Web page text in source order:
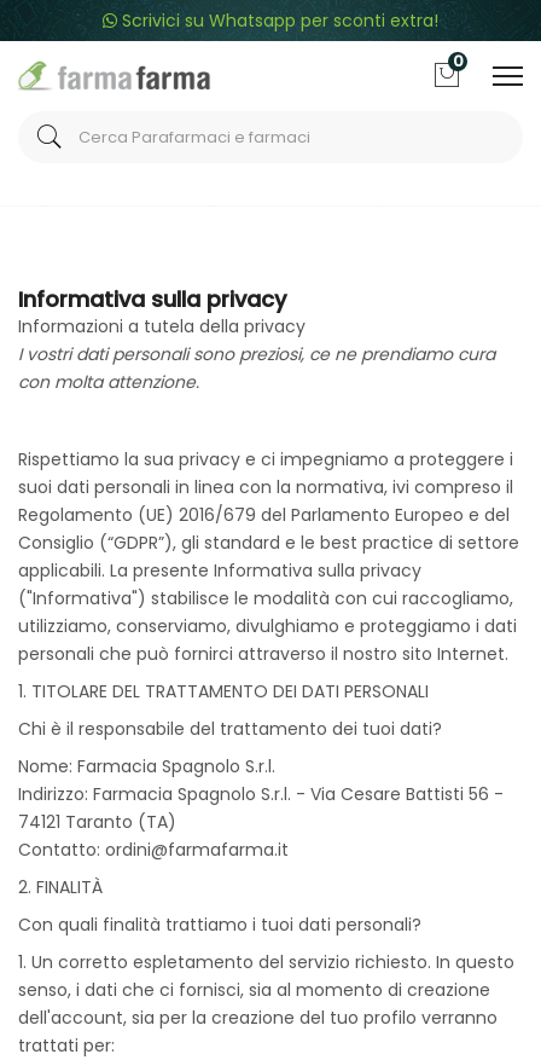
Scrivici su Whatsapp per sconti extra!
0
Informativa sulla privacy
Informazioni a tutela della privacy
I vostri dati personali sono preziosi, ce ne prendiamo cura
con molta attenzione.
Rispettiamo la sua privacy e ci impegniamo a proteggere i
suoi dati personali in linea con la normativa, ivi compreso il
Regolamento (UE) 2016/679 del Parlamento Europeo e del
Consiglio (“GDPR”), gli standard e le best practice di settore
applicabili. La presente Informativa sulla privacy
("Informativa") stabilisce le modalità con cui raccogliamo,
utilizziamo, conserviamo, divulghiamo e proteggiamo i dati
personali che può fornirci attraverso il nostro sito Internet.
1. TITOLARE DEL TRATTAMENTO DEI DATI PERSONALI
Chi è il responsabile del trattamento dei tuoi dati?
Nome: Farmacia Spagnolo S.r.l.
Indirizzo: Farmacia Spagnolo S.r.l. - Via Cesare Battisti 56 -
74121 Taranto (TA)
Contatto: ordini@farmafarma.it
2. FINALITÀ
Con quali finalità trattiamo i tuoi dati personali?
1. Un corretto espletamento del servizio richiesto. In questo
senso, i dati che ci fornisci, sia al momento di creazione
dell'account, sia per la creazione del tuo profilo verranno
trattati per: